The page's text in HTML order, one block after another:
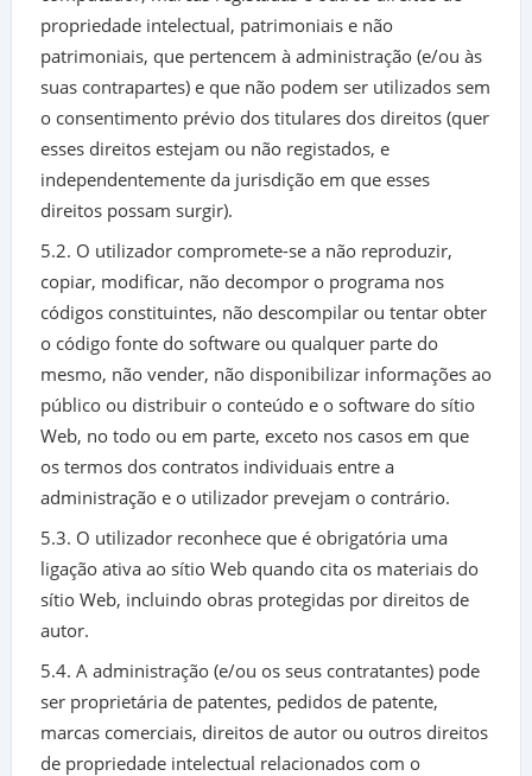
propriedade intelectual, patrimoniais e não
patrimoniais, que pertencem à administração (e/ou às
suas contrapartes) e que não podem ser utilizados sem
o consentimento prévio dos titulares dos direitos (quer
esses direitos estejam ou não registados, e
independentemente da jurisdição em que esses
direitos possam surgir).
5.2. O utilizador compromete-se a não reproduzir,
copiar, modificar, não decompor o programa nos
códigos constituintes, não descompilar ou tentar obter
o código fonte do software ou qualquer parte do
mesmo, não vender, não disponibilizar informações ao
público ou distribuir o conteúdo e o software do sítio
Web, no todo ou em parte, exceto nos casos em que
os termos dos contratos individuais entre a
administração e o utilizador prevejam o contrário.
5.3. O utilizador reconhece que é obrigatória uma
ligação ativa ao sítio Web quando cita os materiais do
sítio Web, incluindo obras protegidas por direitos de
autor.
5.4. A administração (e/ou os seus contratantes) pode
ser proprietária de patentes, pedidos de patente,
marcas comerciais, direitos de autor ou outros direitos
de propriedade intelectual relacionados com o